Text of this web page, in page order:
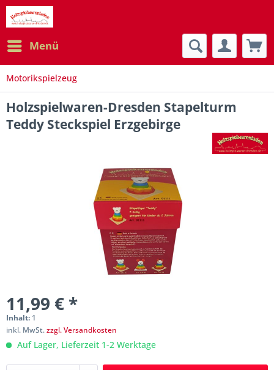
Menü
Motorikspielzeug
Holzspielwaren-Dresden Stapelturm
Teddy Steckspiel Erzgebirge
11,99 € *
Inhalt: 1
inkl. MwSt.zzgl. Versandkosten
Auf Lager, Lieferzeit 1-2 Werktage